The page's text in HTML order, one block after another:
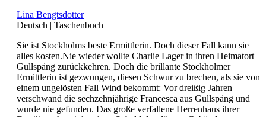
Lina Bengtsdotter
Deutsch | Taschenbuch
Sie ist Stockholms beste Ermittlerin. Doch dieser Fall kann sie
alles kosten.Nie wieder wollte Charlie Lager in ihren Heimatort
Gullspång zurückkehren. Doch die brillante Stockholmer
Ermittlerin ist gezwungen, diesen Schwur zu brechen, als sie von
einem ungelösten Fall Wind bekommt: Vor dreißig Jahren
verschwand die sechzehnjährige Francesca aus Gullspång und
wurde nie gefunden. Das große verfallene Herrenhaus ihrer